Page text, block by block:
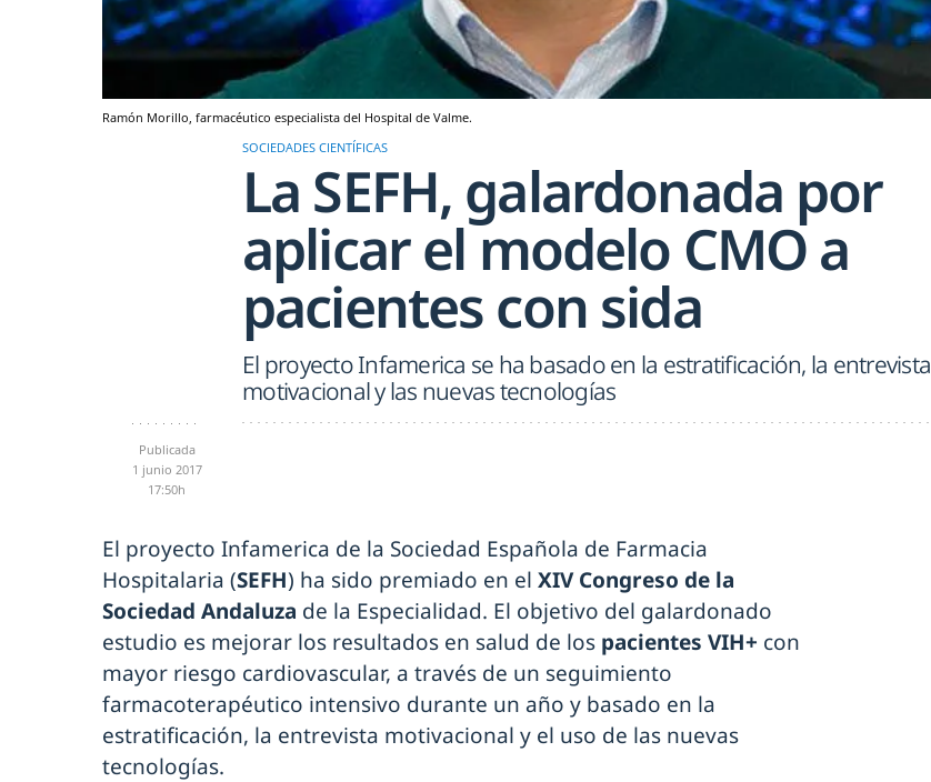
Ramón Morillo, farmacéutico especialista del Hospital de Valme.
SOCIEDADES CIENTÍFICAS
La SEFH, galardonada por
aplicar el modelo CMO a
pacientes con sida
El proyecto Infamerica se ha basado en la estratificación, la entrevista
motivacional y las nuevas tecnologías
Publicada
1 junio 2017
17:50h
El proyecto Infamerica de la Sociedad Española de Farmacia
Hospitalaria (SEFH) ha sido premiado en el XIV Congreso de la
Sociedad Andaluza de la Especialidad. El objetivo del galardonado
estudio es mejorar los resultados en salud de los pacientes VIH+ con
mayor riesgo cardiovascular, a través de un seguimiento
farmacoterapéutico intensivo durante un año y basado en la
estratificación, la entrevista motivacional y el uso de las nuevas
tecnologías.